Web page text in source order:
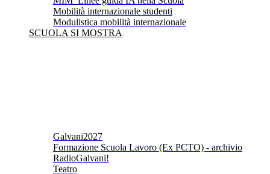
Mobilità internazionale studenti
Modulistica mobilità internazionale
SCUOLA SI MOSTRA
Galvani2027
Formazione Scuola Lavoro (Ex PCTO) - archivio
RadioGalvani!
Teatro